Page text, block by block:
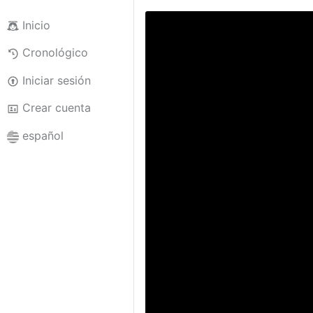
Inicio
Cronológico
Iniciar sesión
Crear cuenta
español